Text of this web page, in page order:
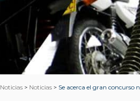
Noticias > Noticias > Se acerca el gran concurso